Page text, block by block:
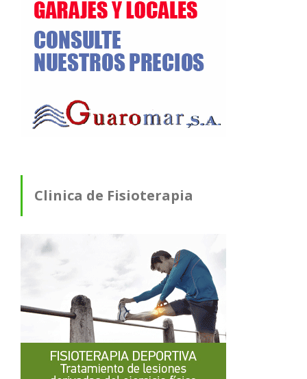
Clinica de Fisioterapia